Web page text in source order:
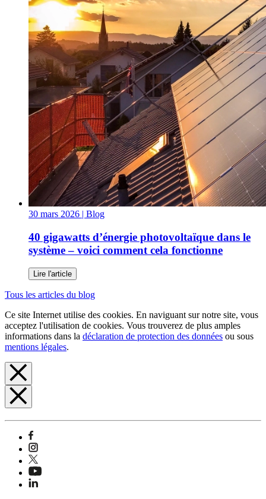
30 mars 2026 | Blog
40 gigawatts d’énergie photovoltaïque dans le
système – voici comment cela fonctionne
Lire l'article
Tous les articles du blog
Ce site Internet utilise des cookies. En naviguant sur notre site, vous
acceptez l'utilisation de cookies. Vous trouverez de plus amples
informations dans la déclaration de protection des données ou sous
mentions légales.